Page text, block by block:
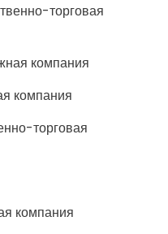
торговая
компания
компания
торговая
компания